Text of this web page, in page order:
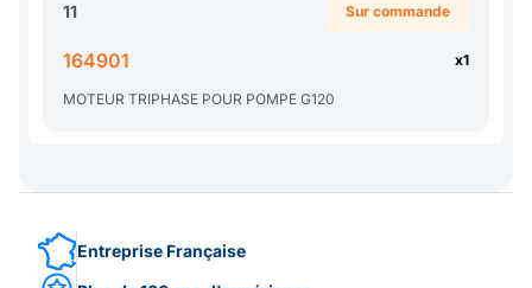
11 Sur commande
164901 x1
MOTEUR TRIPHASE POUR POMPE G120
Entreprise Française